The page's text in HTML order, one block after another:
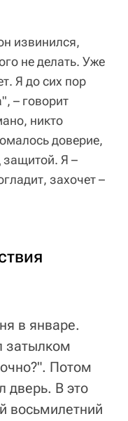
извинился,
не делать. Уже
Я до сих пор
– говорит
никто
доверие,
защитой. Я –
захочет –
в январе.
затылком
Потом
дверь. В это
восьмилетний